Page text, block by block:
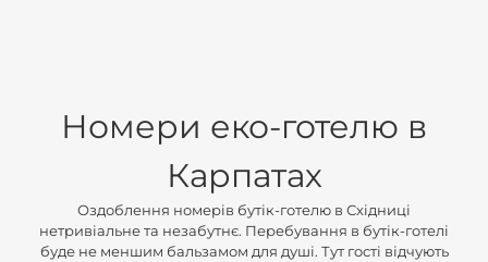
Номери еко-готелю в
Карпатах
Оздоблення номерів бутік-готелю в Східниці
нетривіальне та незабутнє. Перебування в бутік-готелі
буде не меншим бальзамом для душі. Тут гості відчують